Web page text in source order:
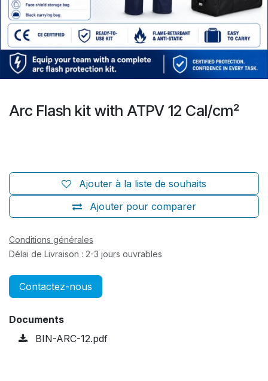
Arc Flash kit with ATPV 12 Cal/cm²
Ajouter pour comparer
Ajouter à la liste de souhaits
Conditions générales
Délai de Livraison : 2-3 jours ouvrables
Contactez-nous
Documents
BIN-ARC-12.pdf